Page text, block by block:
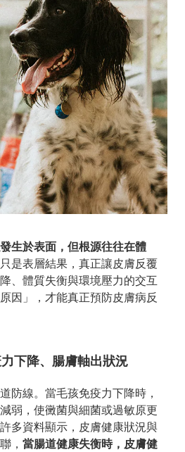
生於表面，但根源往往在體
是表層結果，真正讓皮膚反覆
、體質失衡與環境壓力的交互
因」，才能真正預防皮膚病反
下降、腸膚軸出狀況
防線。當毛孩免疫力下降時，
弱，使黴菌與細菌或過敏原更
多資料顯示，皮膚健康狀況與
， 當腸道健康失衡時，皮膚健